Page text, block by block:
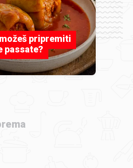
pripremiti
passate?